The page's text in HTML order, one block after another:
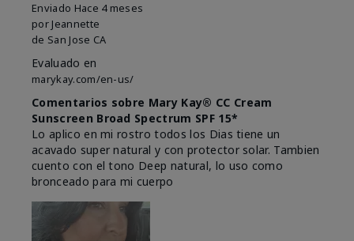
Enviado Hace 4 meses
por Jeannette
de San Jose CA
Evaluado en
marykay.com/en-us/
Comentarios sobre Mary Kay® CC Cream
Sunscreen Broad Spectrum SPF 15*
Lo aplico en mi rostro todos los Dias tiene un
acavado super natural y con protector solar. Tambien
cuento con el tono Deep natural, lo uso como
bronceado para mi cuerpo